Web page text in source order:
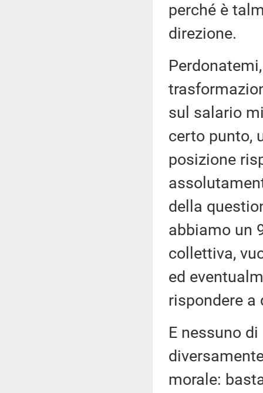
perché è
direzione.
sul salario
certo punto,
posizione
della
abbiamo un
collettiva,
ed
rispondere a
E nessuno
morale: